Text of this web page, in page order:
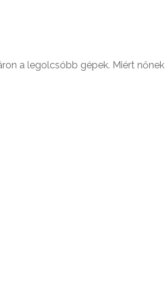
a legolcsóbb gépek. Miért nőnek